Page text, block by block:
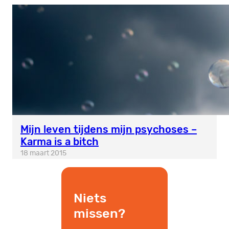
Mijn leven tijdens mijn psychoses –
Karma is a bitch
18 maart 2015
Niets
missen?